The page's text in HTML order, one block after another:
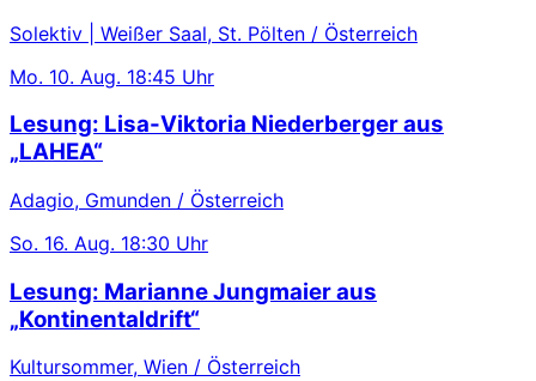
Solektiv | Weißer Saal, St. Pölten / Österreich
Mo. 10. Aug. 18:45 Uhr
Lesung: Lisa-Viktoria Niederberger aus
„LAHEA“
Adagio, Gmunden / Österreich
So. 16. Aug. 18:30 Uhr
Lesung: Marianne Jungmaier aus
„Kontinentaldrift“
Kultursommer, Wien / Österreich